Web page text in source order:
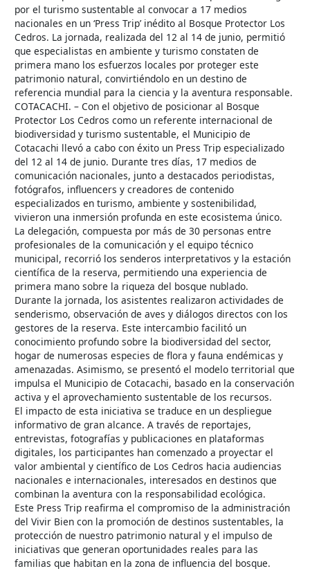
por el turismo sustentable al convocar a 17 medios
nacionales en un ‘Press Trip’ inédito al Bosque Protector Los
Cedros. La jornada, realizada del 12 al 14 de junio, permitió
que especialistas en ambiente y turismo constaten de
primera mano los esfuerzos locales por proteger este
patrimonio natural, convirtiéndolo en un destino de
referencia mundial para la ciencia y la aventura responsable.
COTACACHI. – Con el objetivo de posicionar al Bosque
Protector Los Cedros como un referente internacional de
biodiversidad y turismo sustentable, el Municipio de
Cotacachi llevó a cabo con éxito un Press Trip especializado
del 12 al 14 de junio. Durante tres días, 17 medios de
comunicación nacionales, junto a destacados periodistas,
fotógrafos, influencers y creadores de contenido
especializados en turismo, ambiente y sostenibilidad,
vivieron una inmersión profunda en este ecosistema único.
La delegación, compuesta por más de 30 personas entre
profesionales de la comunicación y el equipo técnico
municipal, recorrió los senderos interpretativos y la estación
científica de la reserva, permitiendo una experiencia de
primera mano sobre la riqueza del bosque nublado.
Durante la jornada, los asistentes realizaron actividades de
senderismo, observación de aves y diálogos directos con los
gestores de la reserva. Este intercambio facilitó un
conocimiento profundo sobre la biodiversidad del sector,
hogar de numerosas especies de flora y fauna endémicas y
amenazadas. Asimismo, se presentó el modelo territorial que
impulsa el Municipio de Cotacachi, basado en la conservación
activa y el aprovechamiento sustentable de los recursos.
El impacto de esta iniciativa se traduce en un despliegue
informativo de gran alcance. A través de reportajes,
entrevistas, fotografías y publicaciones en plataformas
digitales, los participantes han comenzado a proyectar el
valor ambiental y científico de Los Cedros hacia audiencias
nacionales e internacionales, interesados en destinos que
combinan la aventura con la responsabilidad ecológica.
Este Press Trip reafirma el compromiso de la administración
del Vivir Bien con la promoción de destinos sustentables, la
protección de nuestro patrimonio natural y el impulso de
iniciativas que generan oportunidades reales para las
familias que habitan en la zona de influencia del bosque.